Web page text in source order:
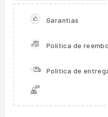
Garantías
Política de
Política de